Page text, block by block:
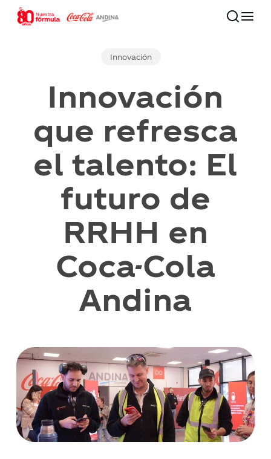
Skip
80 años
Compromiso con el futuro
Nuestras marcas
Inversionistas
Contacto
Trabaja con nosotros
Documentos de interés
Innovación
Innovación
que refresca
el talento: El
futuro de
RRHH en
Coca-Cola
Andina